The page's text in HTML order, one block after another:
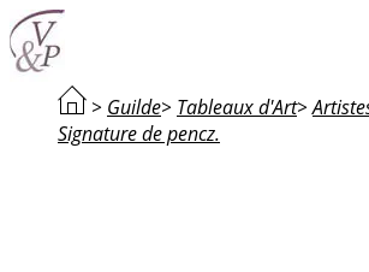
> Guilde> Tableaux d'Art>
Signature de pencz.